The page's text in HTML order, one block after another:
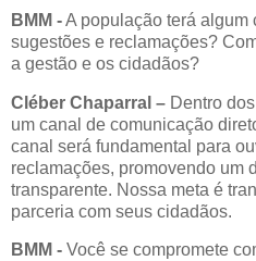
BMM -A população terá algum
sugestões e reclamações?
a gestão e os cidadãos?
Cléber Chaparral – Dentro
um canal de comunicação
canal será fundamental para
reclamações, promovendo um
transparente. Nossa meta é
parceria com seus cidadãos.
BMM - Você se compromete